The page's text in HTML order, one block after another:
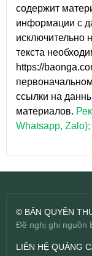
содержит
информации с
исключительно
текста
https://
ссылки на
материалов.
Whatsapp,
© BẢN QUYỀN
Đề nghị ghi nguồn
LIÊN HỆ QUẢNG